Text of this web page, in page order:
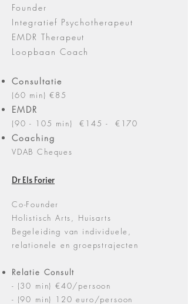
Founder
Integratief Psychotherapeut
EMDR Therapeut
Loopbaan Coach
Consultatie
(60 min) €85
EMDR
(90 - 105 min) €145 - €170
Coaching
VDAB Cheques
Dr Els Forier
Co-Founder
Holistisch Arts, Huisarts
Begeleiding van individuele,
relationele en groepstrajecten
Relatie Consult
- (30 min)€40/persoon
- (90 min) 120 euro/persoon